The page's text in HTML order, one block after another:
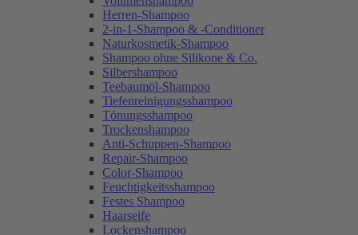
Herren-Shampoo
2-in-1-Shampoo & -Conditioner
Naturkosmetik-Shampoo
Shampoo ohne Silikone & Co.
Silbershampoo
Teebaumöl-Shampoo
Tiefenreinigungsshampoo
Tönungsshampoo
Trockenshampoo
Anti-Schuppen-Shampoo
Repair-Shampoo
Color-Shampoo
Feuchtigkeitsshampoo
Festes Shampoo
Haarseife
Lockenshampoo